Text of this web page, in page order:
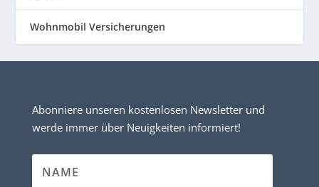
Wohnmobil Versicherungen
Abonniere unseren kostenlosen Newsletter und
werde immer über Neuigkeiten informiert!